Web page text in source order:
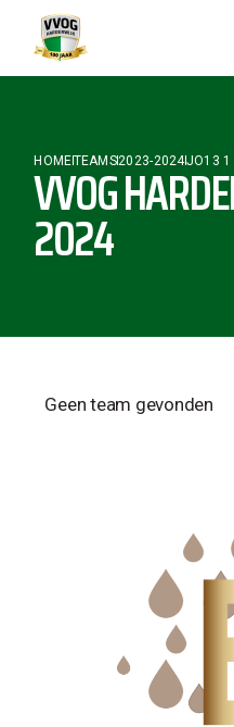
HOMETEAMS2023-2024JO13 1
VVOG
2024
Geen team gevonden